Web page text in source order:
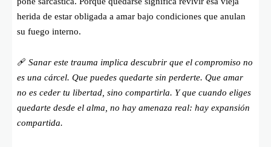
herida de estar obligada a amar bajo condiciones que anulan
su fuego interno.
🩹 Sanar este trauma implica descubrir que el compromiso no
es una cárcel. Que puedes quedarte sin perderte. Que amar
no es ceder tu libertad, sino compartirla. Y que cuando eliges
quedarte desde el alma, no hay amenaza real: hay expansión
compartida.